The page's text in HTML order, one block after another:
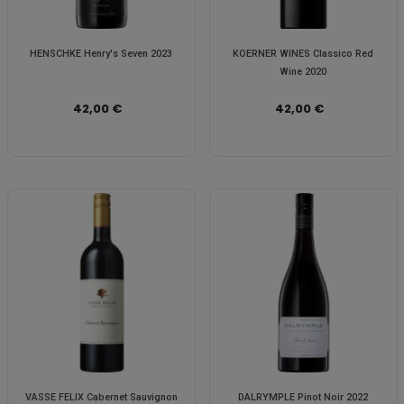
HENSCHKE Henry's Seven 2023
42,00 €
KOERNER WINES Classico Red
Wine 2020
42,00 €
VASSE FELIX Cabernet Sauvignon
DALRYMPLE Pinot Noir 2022